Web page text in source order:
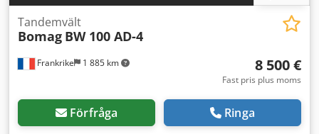
Frankrike 1 885 km
Tandemvält
Bomag BW 100 AD-4
8 500 €
Fast pris plus moms
Förfråga Ringa